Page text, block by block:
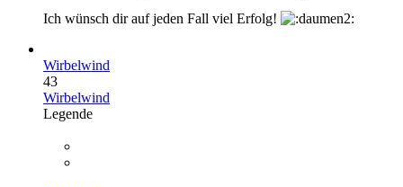
Ich wünsch dir auf jeden Fall viel Erfolg!
Wirbelwind
43
Wirbelwind
Legende